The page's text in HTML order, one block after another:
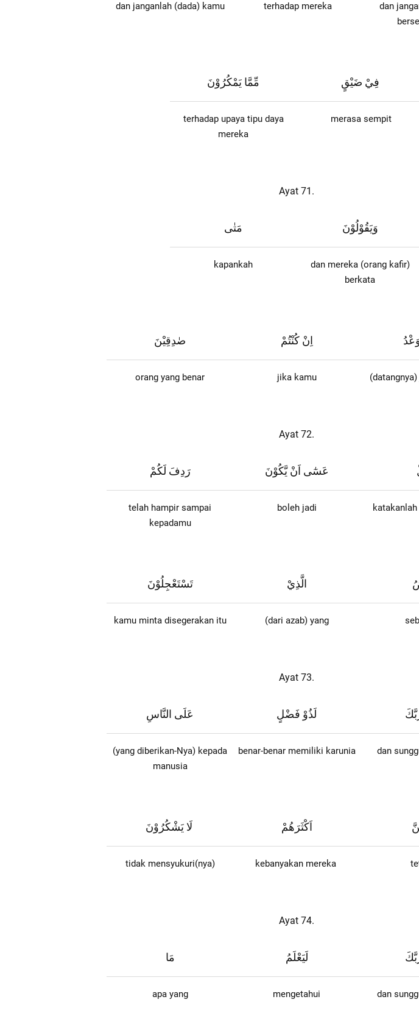
dan janganlah (dada) kamu terhadap mereka
dan
مِّمَّا يَمْكُرُوْنَ فِيْ ضَيْقٍ
terhadap upaya tipu daya
mereka
merasa sempit
Ayat 71.
مَتٰى وَيَقُوْلُوْنَ
kapankah
dan mereka (orang kafir)
berkata
صٰدِقِيْنَ اِنْ كُنْتُمْ
orang yang benar jika kamu
Ayat 72.
رَدِفَ لَكُمْ عَسٰٓى اَنْ يَّكُوْنَ
telah hampir sampai
kepadamu
boleh jadi
تَسْتَعْجِلُوْنَ الَّذِيْ
kamu minta disegerakan itu (dari azab) yang
Ayat 73.
عَلَى النَّاسِ لَذُوْ فَضْلٍ
(yang diberikan-Nya) kepada
manusia
benar-benar memiliki karunia dan
اَكْثَرَهُمْ
tidak mensyukuri(nya) kebanyakan mereka
Ayat 74.
مَا لَيَعْلَمُ
apa yang mengetahui dan